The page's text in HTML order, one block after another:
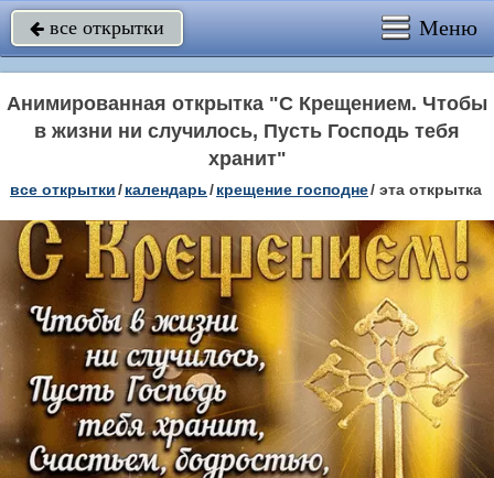
 все открытки Меню
Анимированная открытка "С Крещением. Чтобы
в жизни ни случилось, Пусть Господь тебя
хранит"
все открытки/календарь/крещение господне/ эта открытка